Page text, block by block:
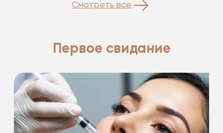
Смотреть все
Первое свидание
Подарки на первое свидание!
-20%